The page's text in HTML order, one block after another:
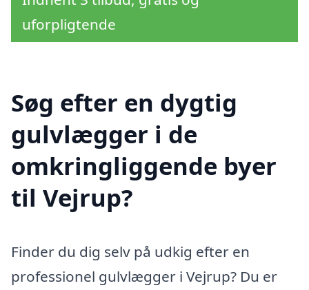
uforpligtende
Søg efter en dygtig
gulvlægger i de
omkringliggende byer
til Vejrup?
Finder du dig selv på udkig efter en
professionel gulvlægger i Vejrup? Du er